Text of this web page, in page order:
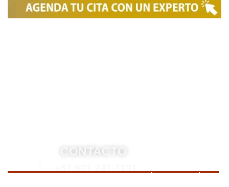
CONTACTO
Para contactarnos, llame a nuestro número de teléfono